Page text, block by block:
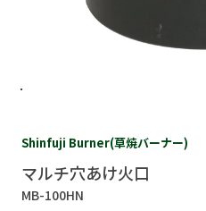
Shinfuji Burner(草焼バーナー)
マルチ穴あけ火口
MB-100HN